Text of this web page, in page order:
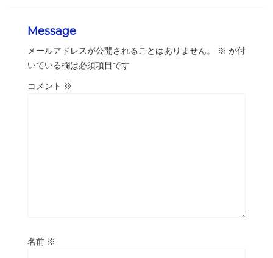
Message
メールアドレスが公開されることはありません。 ※ が付
いている欄は必須項目です
コメント ※
名前 ※